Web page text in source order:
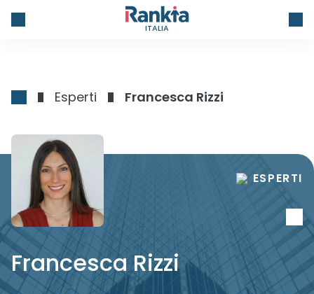
ITALIA
Esperti Francesca Rizzi
ESPERTI
Francesca Rizzi